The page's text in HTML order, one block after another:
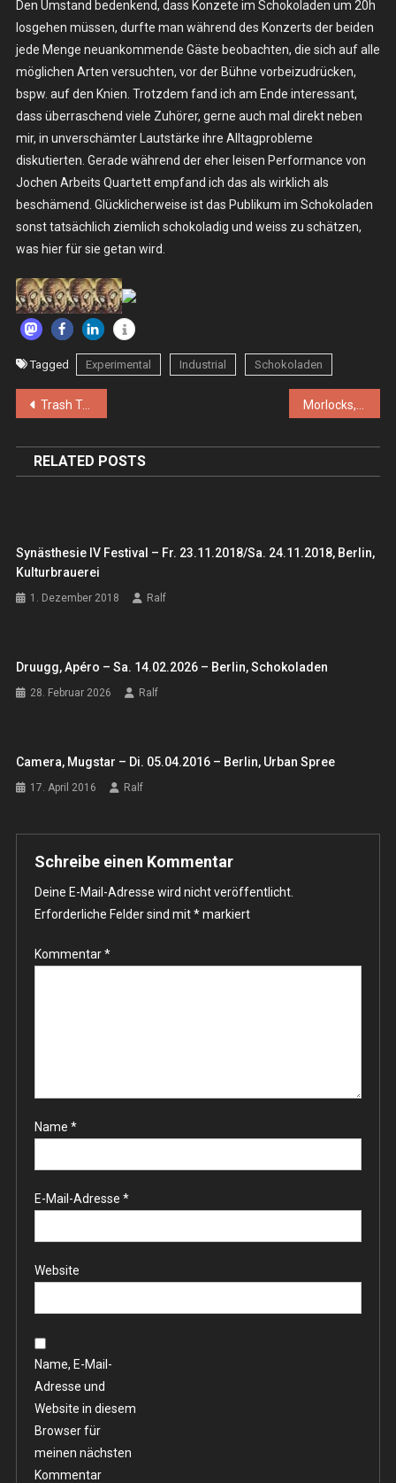
Den Umstand bedenkend, dass Konzete im Schokoladen um 20h
losgehen müssen, durfte man während des Konzerts der beiden
jede Menge neuankommende Gäste beobachten, die sich auf alle
möglichen Arten versuchten, vor der Bühne vorbeizudrücken,
bspw. auf den Knien. Trotzdem fand ich am Ende interessant,
dass überraschend viele Zuhörer, gerne auch mal direkt neben
mir, in unverschämter Lautstärke ihre Alltagprobleme
diskutierten. Gerade während der eher leisen Performance von
Jochen Arbeits Quartett empfand ich das als wirklich als
beschämend. Glücklicherweise ist das Publikum im Schokoladen
sonst tatsächlich ziemlich schokoladig und weiss zu schätzen,
was hier für sie getan wird.
Tagged Experimental Industrial Schokoladen
Beitragsnavigation
Trash Templars – Sa. 07.12.2018, Berlin – Phonoclub
RELATED POSTS
Synästhesie IV Festival – Fr. 23.11.2018/Sa. 24.11.2018, Berlin,
Kulturbrauerei
1. Dezember 2018 Ralf
Druugg, Apéro – Sa. 14.02.2026 – Berlin, Schokoladen
28. Februar 2026 Ralf
Camera, Mugstar – Di. 05.04.2016 – Berlin, Urban Spree
17. April 2016 Ralf
Schreibe einen Kommentar
Deine E-Mail-Adresse wird nicht veröffentlicht.
Erforderliche Felder sind mit*markiert
Kommentar*
Name *
E-Mail-Adresse *
Website
Name, E-Mail-
Adresse und
Website in diesem
Browser für
meinen nächsten
Kommentar